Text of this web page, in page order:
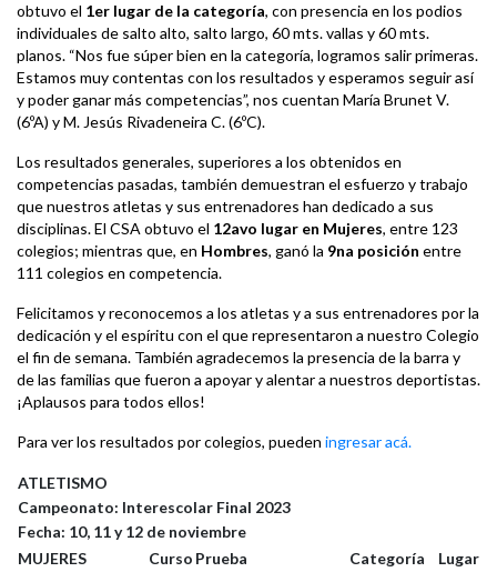
obtuvo el 1er lugar de la categoría, con presencia en los podios
individuales de salto alto, salto largo, 60 mts. vallas y 60 mts.
planos. “Nos fue súper bien en la categoría, logramos salir primeras.
Estamos muy contentas con los resultados y esperamos seguir así
y poder ganar más competencias”, nos cuentan María Brunet V.
(6ºA) y M. Jesús Rivadeneira C. (6ºC).
Los resultados generales, superiores a los obtenidos en
competencias pasadas, también demuestran el esfuerzo y trabajo
que nuestros atletas y sus entrenadores han dedicado a sus
disciplinas. El CSA obtuvo el 12avo lugar en Mujeres, entre 123
colegios; mientras que, en Hombres, ganó la 9na posición entre
111 colegios en competencia.
Felicitamos y reconocemos a los atletas y a sus entrenadores por la
dedicación y el espíritu con el que representaron a nuestro Colegio
el fin de semana. También agradecemos la presencia de la barra y
de las familias que fueron a apoyar y alentar a nuestros deportistas.
¡Aplausos para todos ellos!
Para ver los resultados por colegios, pueden ingresar acá.
ATLETISMO
Campeonato: Interescolar Final 2023
Fecha: 10, 11 y 12 de noviembre
MUJERES
Curso Prueba Categoría
Lugar